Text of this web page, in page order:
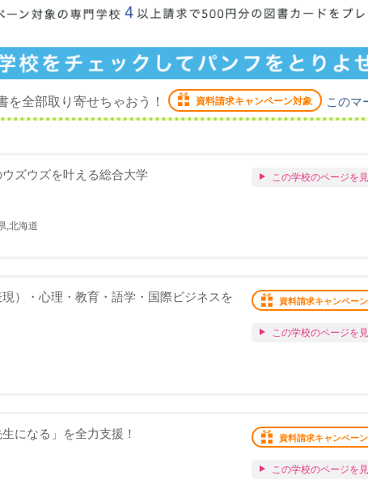
を全部取り寄せちゃおう！ 資料請求キャンペーン対象 このマ
ズウズを叶える総合大学
,北海道
この学校のページを
）・心理・教育・語学・国際ビジネスを
資料請求キャンペー
この学校のページを
になる」を全力支援！ 資料請求キャンペー
この学校のページを